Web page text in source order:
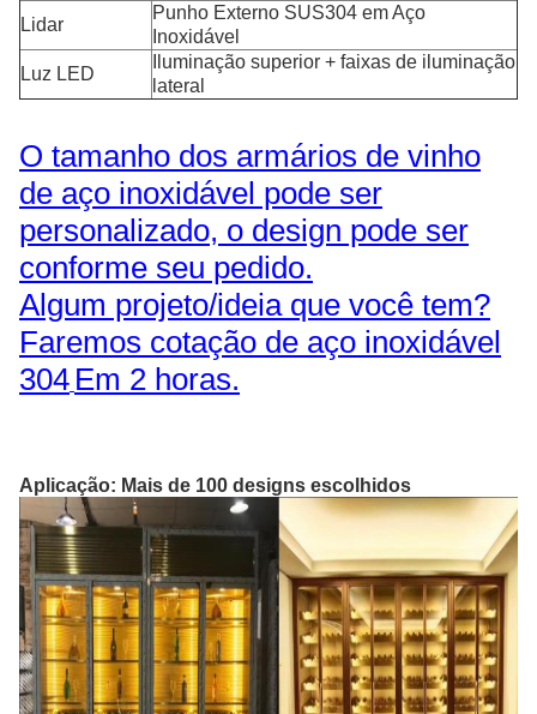
Lidar
Punho Externo SUS304 em Aço
Inoxidável
Luz LED
Iluminação superior + faixas de iluminação
lateral
O tamanho dos armários de vinho
de aço inoxidável pode ser
personalizado, o design pode ser
conforme seu pedido.
Algum projeto/ideia que você tem?
Faremos cotação de aço inoxidável
304 Em 2 horas.
Aplicação: Mais de 100 designs escolhidos